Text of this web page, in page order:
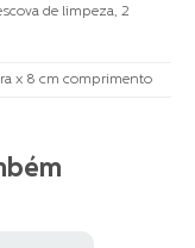
de limpeza, 2
x 8 cm comprimento